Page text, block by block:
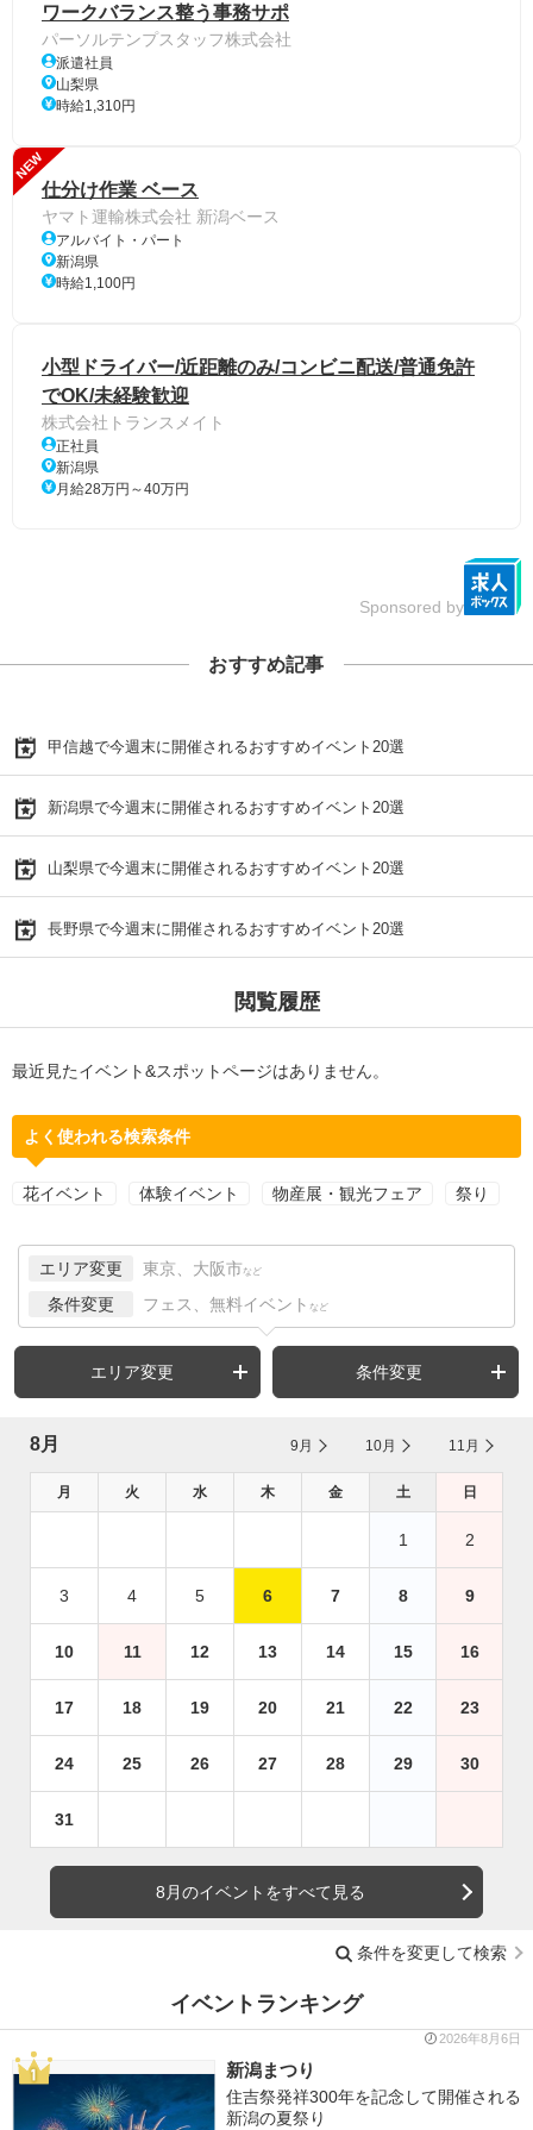
ワークバランス整う事務サポ
パーソルテンプスタッフ株式会社
派遣社員
山梨県
時給1,310円
NEW
仕分け作業 ベース
ヤマト運輸株式会社 新潟ベース
アルバイト・パート
新潟県
時給1,100円
小型ドライバー/近距離のみ/コンビニ配送/普通免許
でOK/未経験歓迎
株式会社トランスメイト
正社員
新潟県
月給28万円～40万円
Sponsored by
おすすめ記事
甲信越で今週末に開催されるおすすめイベント20選
新潟県で今週末に開催されるおすすめイベント20選
山梨県で今週末に開催されるおすすめイベント20選
長野県で今週末に開催されるおすすめイベント20選
閲覧履歴
最近見たイベント&スポットページはありません。
よく使われる検索条件
花イベント 体験イベント 物産展・観光フェア 祭り
エリア変更 東京、大阪市 など
条件変更 フェス、無料イベント など
エリア変更 条件変更
8月 9月 10月 11月
月 火 水 木 金 土 日
1 2
3 4 5 6 7 8 9
10 11 12 13 14 15 16
17 18 19 20 21 22 23
24 25 26 27 28 29 30
31
8月のイベントをすべて見る
条件を変更して検索
イベントランキング
2026年8月6日
新潟まつり
住吉祭発祥300年を記念して開催される
新潟の夏祭り